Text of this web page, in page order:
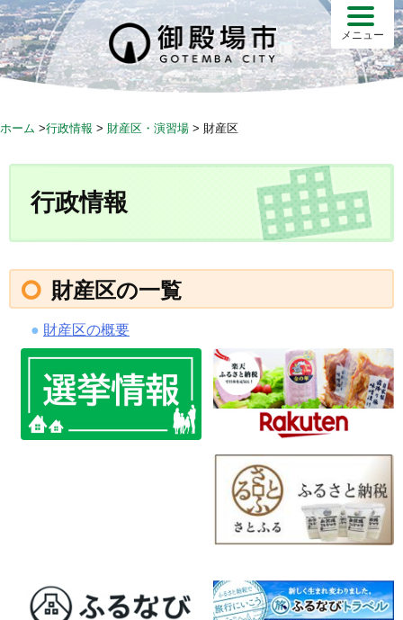
S
k
i
p
メニュー
ホーム >行政情報 > 財産区・演習場 > 財産区
行政情報
財産区の一覧
財産区の概要